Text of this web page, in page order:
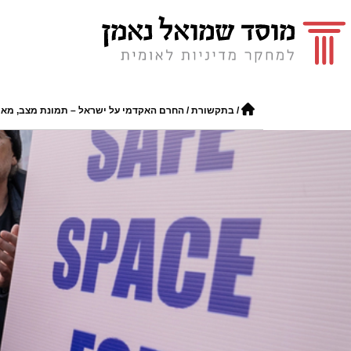
/ בתקשורת/ החרם האקדמי על ישראל – תמונת מצב, מאי 2026 | דוח חדש של מוסד שמואל